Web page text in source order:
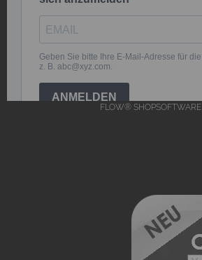
FLOW® SHOPSOFTWARE